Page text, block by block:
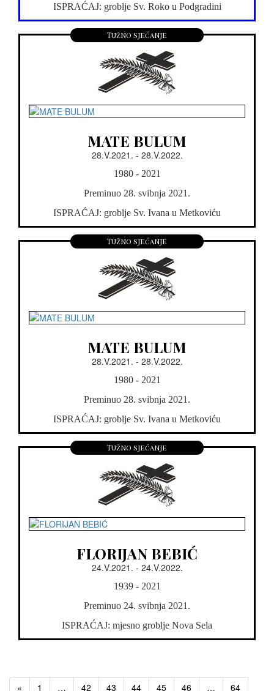
ISPRAĆAJ: groblje Sv. Roko u Podgradini
Tužno sjećanje
MATE BULUM
28.V.2021. - 28.V.2022.
1980 - 2021
Preminuo 28. svibnja 2021.
ISPRAĆAJ: groblje Sv. Ivana u Metkoviću
Tužno sjećanje
MATE BULUM
28.V.2021. - 28.V.2022.
1980 - 2021
Preminuo 28. svibnja 2021.
ISPRAĆAJ: groblje Sv. Ivana u Metkoviću
Tužno sjećanje
FLORIJAN BEBIĆ
24.V.2021. - 24.V.2022.
1939 - 2021
Preminuo 24. svibnja 2021.
ISPRAĆAJ: mjesno groblje Nova Sela
« 1 … 42 43 44 45 46 … 64